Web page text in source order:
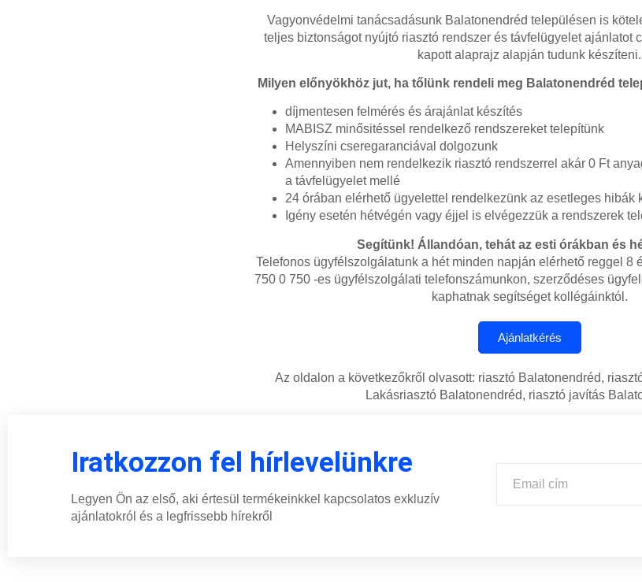
Vagyonvédelmi tanácsadásunk Balatonendréd településen is
teljes biztonságot nyújtó riasztó rendszer és távfelügyelet ajánlatot
kapott alaprajz alapján tudunk készíteni.
Milyen előnyökhöz jut, ha tőlünk rendeli meg Balatonendréd
díjmentesen felmérés és árajánlat készítés
MABISZ minősitéssel rendelkező rendszereket telepítünk
Helyszíni cseregaranciával dolgozunk
Amennyiben nem rendelkezik riasztó rendszerrel akár 0 Ft
a távfelügyelet mellé
24 órában elérhető ügyelettel rendelkezünk az esetleges hibák
Igény esetén hétvégén vagy éjjel is elvégezzük a rendszerek
Segítünk! Állandóan, tehát az esti órákban és
Telefonos ügyfélszolgálatunk a hét minden napján elérhető reggel 8
750 0 750 -es ügyfélszolgálati telefonszámunkon, szerződéses
kaphatnak segítséget kollégáinktól.
Az oldalon a következőkről olvasott: riasztó Balatonendréd,
Lakásriasztó Balatonendréd, riasztó javítás
Iratkozzon fel hírlevelünkre
Legyen Ön az első, aki értesül termékeinkkel kapcsolatos exkluzív
ajánlatokról és a legfrissebb hírekről